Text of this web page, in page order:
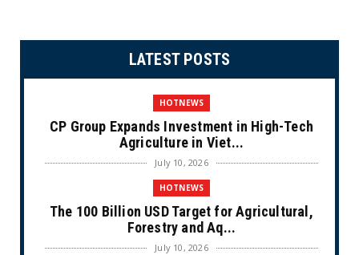
LATEST POSTS
HOTNEWS
CP Group Expands Investment in High-Tech
Agriculture in Viet...
July 10, 2026
HOTNEWS
The 100 Billion USD Target for Agricultural,
Forestry and Aq...
July 10, 2026